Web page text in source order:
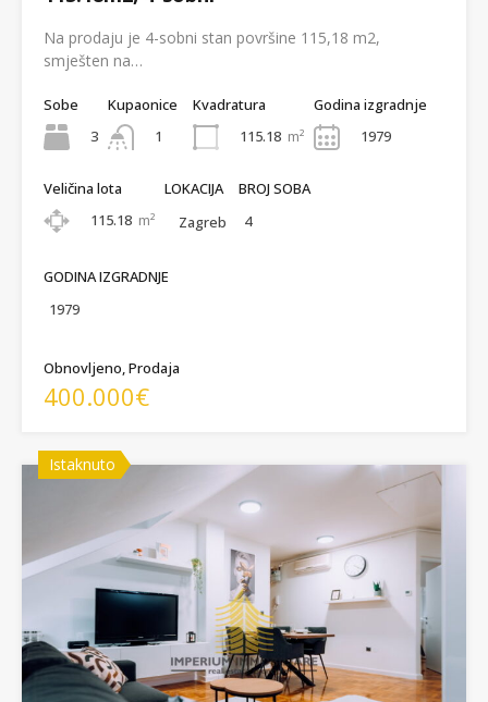
Na prodaju je 4-sobni stan površine 115,18 m2,
smješten na…
Sobe
3
Kupaonice
1
Kvadratura
115.18 m²
Godina izgradnje
1979
Veličina lota
115.18 m²
LOKACIJA
Zagreb
BROJ SOBA
4
GODINA IZGRADNJE
1979
Obnovljeno, Prodaja
400.000€
Istaknuto